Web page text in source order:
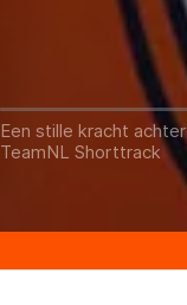
Een stille kracht achter
TeamNL Shorttrack